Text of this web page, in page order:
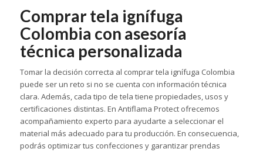
Comprar tela ignífuga
Colombia con asesoría
técnica personalizada
Tomar la decisión correcta al comprar tela ignífuga Colombia
puede ser un reto si no se cuenta con información técnica
clara. Además, cada tipo de tela tiene propiedades, usos y
certificaciones distintas. En Antiflama Protect ofrecemos
acompañamiento experto para ayudarte a seleccionar el
material más adecuado para tu producción. En consecuencia,
podrás optimizar tus confecciones y garantizar prendas